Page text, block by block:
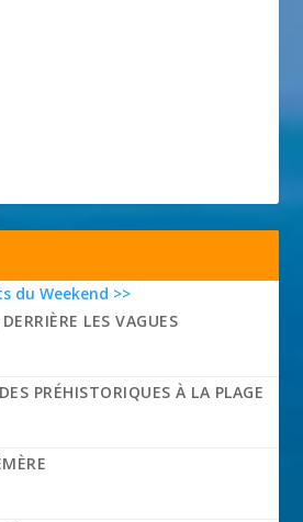
du Weekend >>
LES VAGUES
PRÉHISTORIQUES À LA PLAGE